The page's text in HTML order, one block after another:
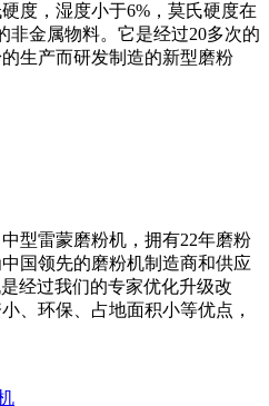
度，湿度小于6%，莫氏硬度在
非金属物料。它是经过20多次的
生产而研发制造的新型磨粉
型雷蒙磨粉机，拥有22年磨粉
国领先的磨粉机制造商和供应
经过我们的专家优化升级改
、环保、占地面积小等优点，